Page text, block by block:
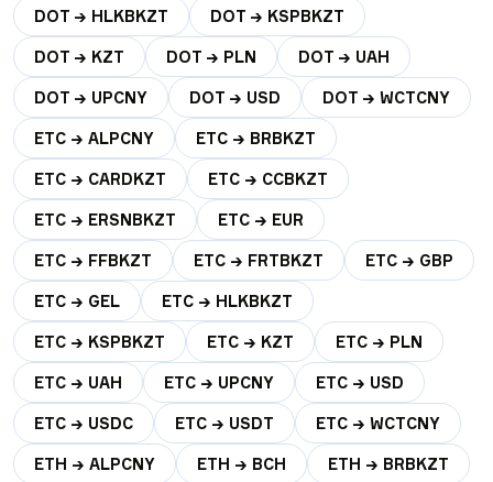
DOT → HLKBKZT DOT → KSPBKZT
DOT → KZT DOT → PLN DOT → UAH
DOT → UPCNY DOT → USD DOT → WCTCNY
ETC → ALPCNY ETC → BRBKZT
ETC → CARDKZT ETC → CCBKZT
ETC → ERSNBKZT ETC → EUR
ETC → FFBKZT ETC → FRTBKZT ETC → GBP
ETC → GEL ETC → HLKBKZT
ETC → KSPBKZT ETC → KZT ETC → PLN
ETC → UAH ETC → UPCNY ETC → USD
ETC → USDC ETC → USDT ETC → WCTCNY
ETH → ALPCNY ETH → BCH ETH → BRBKZT